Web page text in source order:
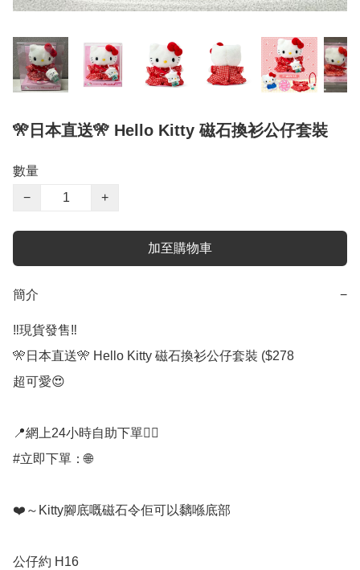
🎌日本直送🎌 Hello Kitty 磁石換衫公仔套裝
數量
−
+
加至購物車
簡介 −
‼️現貨發售‼️
🎌日本直送🎌 Hello Kitty 磁石換衫公仔套裝 ($278
超可愛😍
📍網上24小時自助下單👍🏻
#立即下單：🌐
❤️～Kitty腳底嘅磁石令佢可以黐喺底部
公仔約 H16